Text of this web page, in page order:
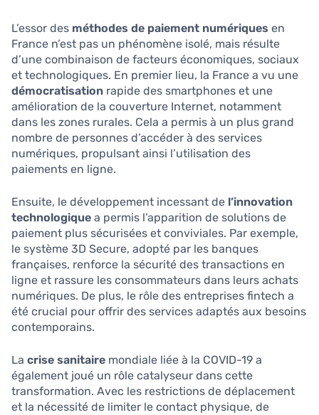
L’essor des méthodes de paiement numériques en
France n’est pas un phénomène isolé, mais résulte
d’une combinaison de facteurs économiques, sociaux
et technologiques. En premier lieu, la France a vu une
démocratisation rapide des smartphones et une
amélioration de la couverture Internet, notamment
dans les zones rurales. Cela a permis à un plus grand
nombre de personnes d’accéder à des services
numériques, propulsant ainsi l’utilisation des
paiements en ligne.
Ensuite, le développement incessant de l’innovation
technologique a permis l’apparition de solutions de
paiement plus sécurisées et conviviales. Par exemple,
le système 3D Secure, adopté par les banques
françaises, renforce la sécurité des transactions en
ligne et rassure les consommateurs dans leurs achats
numériques. De plus, le rôle des entreprises fintech a
été crucial pour offrir des services adaptés aux besoins
contemporains.
La crise sanitaire mondiale liée à la COVID-19 a
également joué un rôle catalyseur dans cette
transformation. Avec les restrictions de déplacement
et la nécessité de limiter le contact physique, de